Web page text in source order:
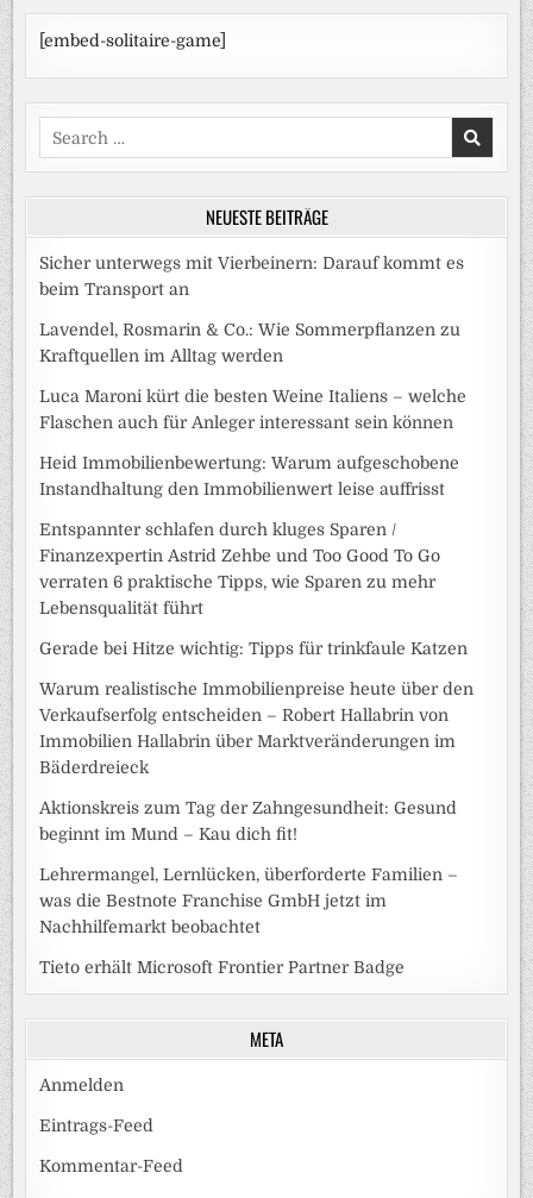
[embed-solitaire-game]
Search
for:
NEUESTE BEITRÄGE
Sicher unterwegs mit Vierbeinern: Darauf kommt es
beim Transport an
Lavendel, Rosmarin & Co.: Wie Sommerpflanzen zu
Kraftquellen im Alltag werden
Luca Maroni kürt die besten Weine Italiens – welche
Flaschen auch für Anleger interessant sein können
Heid Immobilienbewertung: Warum aufgeschobene
Instandhaltung den Immobilienwert leise auffrisst
Entspannter schlafen durch kluges Sparen /
Finanzexpertin Astrid Zehbe und Too Good To Go
verraten 6 praktische Tipps, wie Sparen zu mehr
Lebensqualität führt
Gerade bei Hitze wichtig: Tipps für trinkfaule Katzen
Warum realistische Immobilienpreise heute über den
Verkaufserfolg entscheiden – Robert Hallabrin von
Immobilien Hallabrin über Marktveränderungen im
Bäderdreieck
Aktionskreis zum Tag der Zahngesundheit: Gesund
beginnt im Mund – Kau dich fit!
Lehrermangel, Lernlücken, überforderte Familien –
was die Bestnote Franchise GmbH jetzt im
Nachhilfemarkt beobachtet
Tieto erhält Microsoft Frontier Partner Badge
META
Anmelden
Eintrags-Feed
Kommentar-Feed